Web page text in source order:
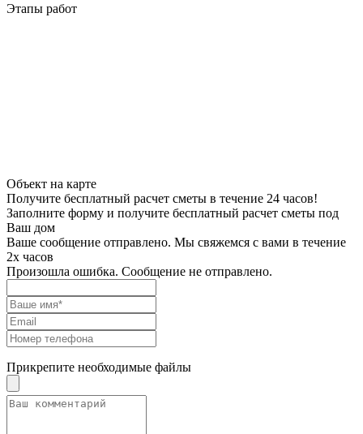
Этапы работ
Объект на карте
Получите бесплатный расчет сметы в течение 24 часов!
Заполните форму и получите бесплатный расчет сметы под
Ваш дом
Ваше сообщение отправлено. Мы свяжемся с вами в течение
2х часов
Произошла ошибка. Сообщение не отправлено.
Прикрепите необходимые файлы